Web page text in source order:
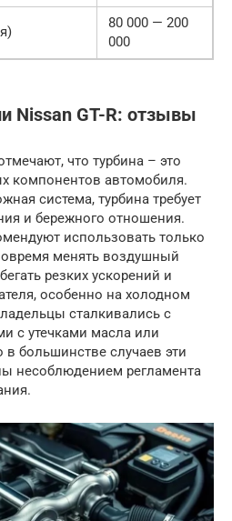
80 000 — 200
000
Nissan GT-R: отзывы
что турбина – это
компонентов автомобиля.
система, турбина требует
и бережного отношения.
использовать только
менять воздушный
резких ускорений и
особенно на холодном
сталкивались с
с утечками масла или
большинстве случаев эти
несоблюдением регламента